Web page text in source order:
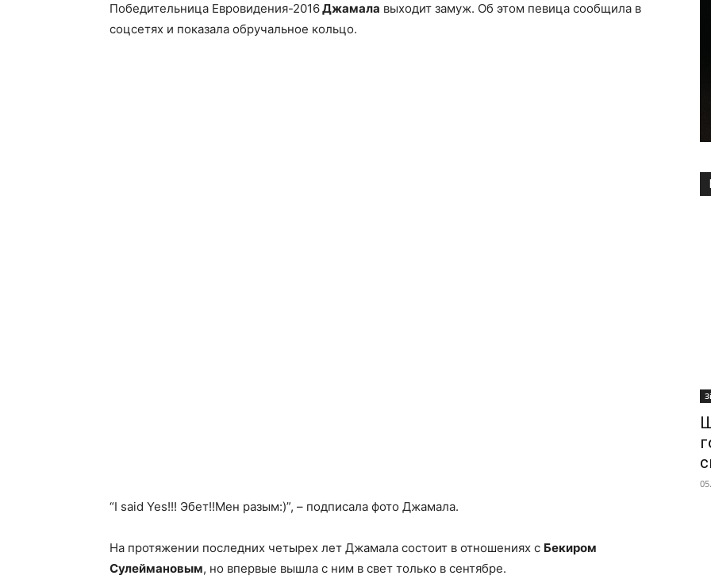
Победительница Евровидения-2016Джамала выходит замуж. Об этом певица сообщила в
соцсетях и показала обручальное кольцо.
“I said Yes!!! Эбет!!Мен разым:)”, – подписала фото Джамала.
На протяжении последних четырех лет Джамала состоит в отношениях с Бекиром
Сулеймановым, но впервые вышла с ним в свет только в сентябре.